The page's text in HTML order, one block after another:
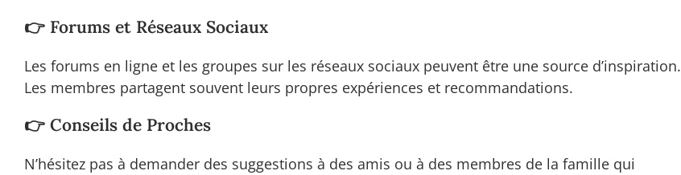
👉 Forums et Réseaux Sociaux
Les forums en ligne et les groupes sur les réseaux sociaux peuvent être une source d’inspiration.
Les membres partagent souvent leurs propres expériences et recommandations.
👉 Conseils de Proches
N’hésitez pas à demander des suggestions à des amis ou à des membres de la famille qui